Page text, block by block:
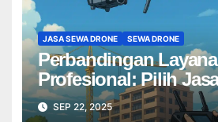
JASA SEWA DRONE SEWA DRONE
Perbandingan
Profesional: Pilih
Terbaik untuk Proyek
SEP 22, 2025